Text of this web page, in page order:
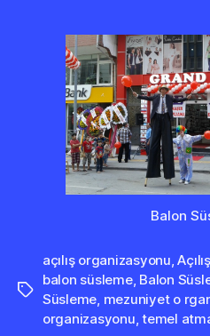
Balon
Etiketler
açılış organizasyonu,
balon süsleme, Balon
Süsleme, mezuniyet o
organizasyonu,temel